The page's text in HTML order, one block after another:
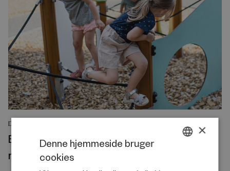
DEBATINDLÆG
Byggelegepladser rammer en svaghed i
moderne børneliv
×
Denne hjemmeside bruger
cookies